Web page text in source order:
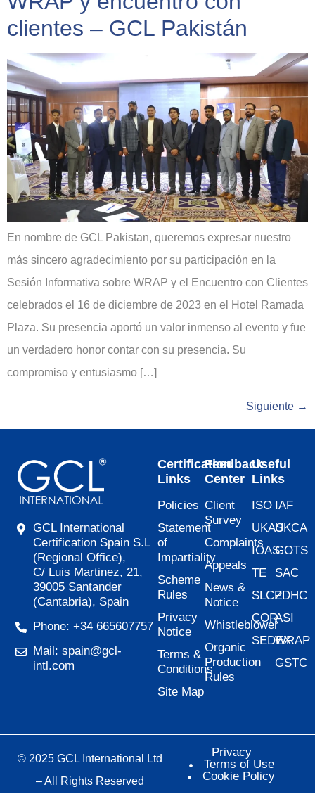
clientes – GCL Pakistán
En nombre de GCL Pakistan, queremos expresar nuestro
más sincero agradecimiento por su participación en la
Sesión Informativa sobre WRAP y el Encuentro con Clientes
celebrados el 16 de diciembre de 2023 en el Hotel Ramada
Plaza. Su presencia aportó un valor inmenso al evento y fue
un verdadero honor contar con su presencia. Su
compromiso y entusiasmo […]
Siguiente →
GCL International
Certification Spain S.L
(Regional Office),
C/ Luis Martinez, 21,
39005 Santander
(Cantabria), Spain
Phone: +34 665607757
Mail: spain@gcl-
intl.com
Certification
Links
Policies
Statement
of
Impartiality
Scheme
Rules
Privacy
Notice
Terms &
Conditions
Site Map
Feedback
Center
Client
Survey
Complaints
Appeals
News &
Notice
Whistleblower
Organic
Production
Rules
Useful
Links
ISO
UKAS
IOAS
TE
SLCP
COR
SEDEX
IAF
UKCA
GOTS
SAC
ZDHC
ASI
WRAP
GSTC
© 2025 GCL International Ltd
– All Rights Reserved
Privacy
Terms of Use
Cookie Policy